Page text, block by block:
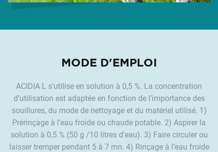
MODE D'EMPLOI
ACIDIA L s’utilise en solution à 0,5 %. La concentration
d’utilisation est adaptée en fonction de l’importance des
souillures, du mode de nettoyage et du matériel utilisé. 1)
Prérinçage à l’eau froide ou chaude potable. 2) Aspirer la
solution à 0,5 % (50 g /10 litres d’eau). 3) Faire circuler ou
laisser tremper pendant 5 à 7 mn. 4) Rinçage à l’eau froide